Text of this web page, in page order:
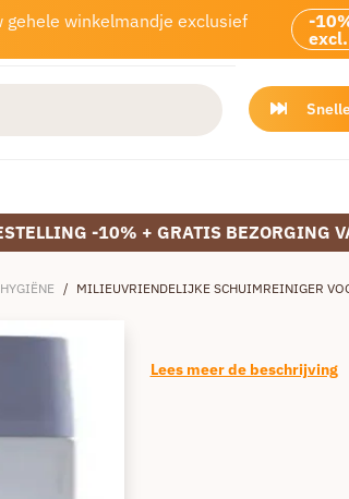
winkelmandje exclusief
-
-10% + GRATIS BEZORGING
/ MILIEUVRIENDELIJKE SCHUIMREINIGER
Lees meer de beschrijving